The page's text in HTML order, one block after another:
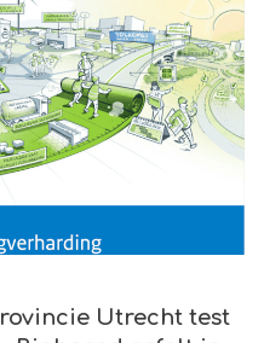
vermeld bij de
biobased
Utrecht test de weg naar
Utrecht test